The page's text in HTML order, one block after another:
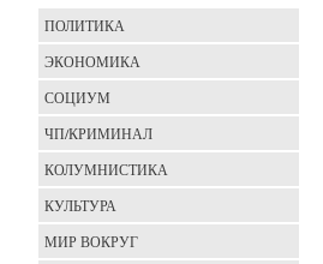
ПОЛИТИКА
ЭКОНОМИКА
СОЦИУМ
ЧП/КРИМИНАЛ
КОЛУМНИСТИКА
КУЛЬТУРА
МИР ВОКРУГ